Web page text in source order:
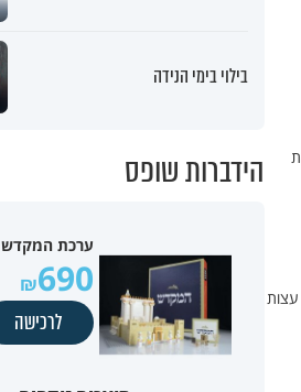
בילוי בימי הנידה
הידברות שופס
ערכת המקדש
690
לרכישה